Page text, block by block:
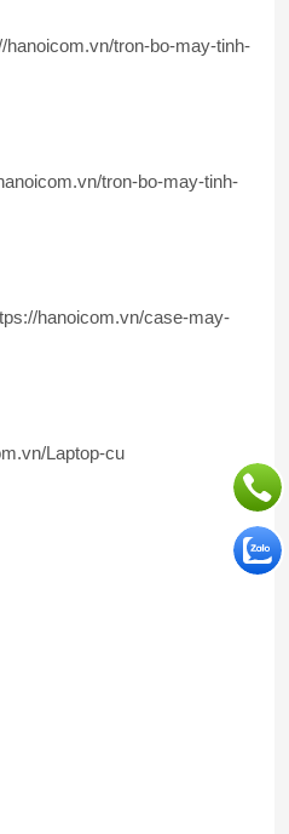
hanoicom.vn/tron-bo-may-tinh-
tron-bo-may-tinh-
hanoicom.vn/case-may-
Laptop-cu